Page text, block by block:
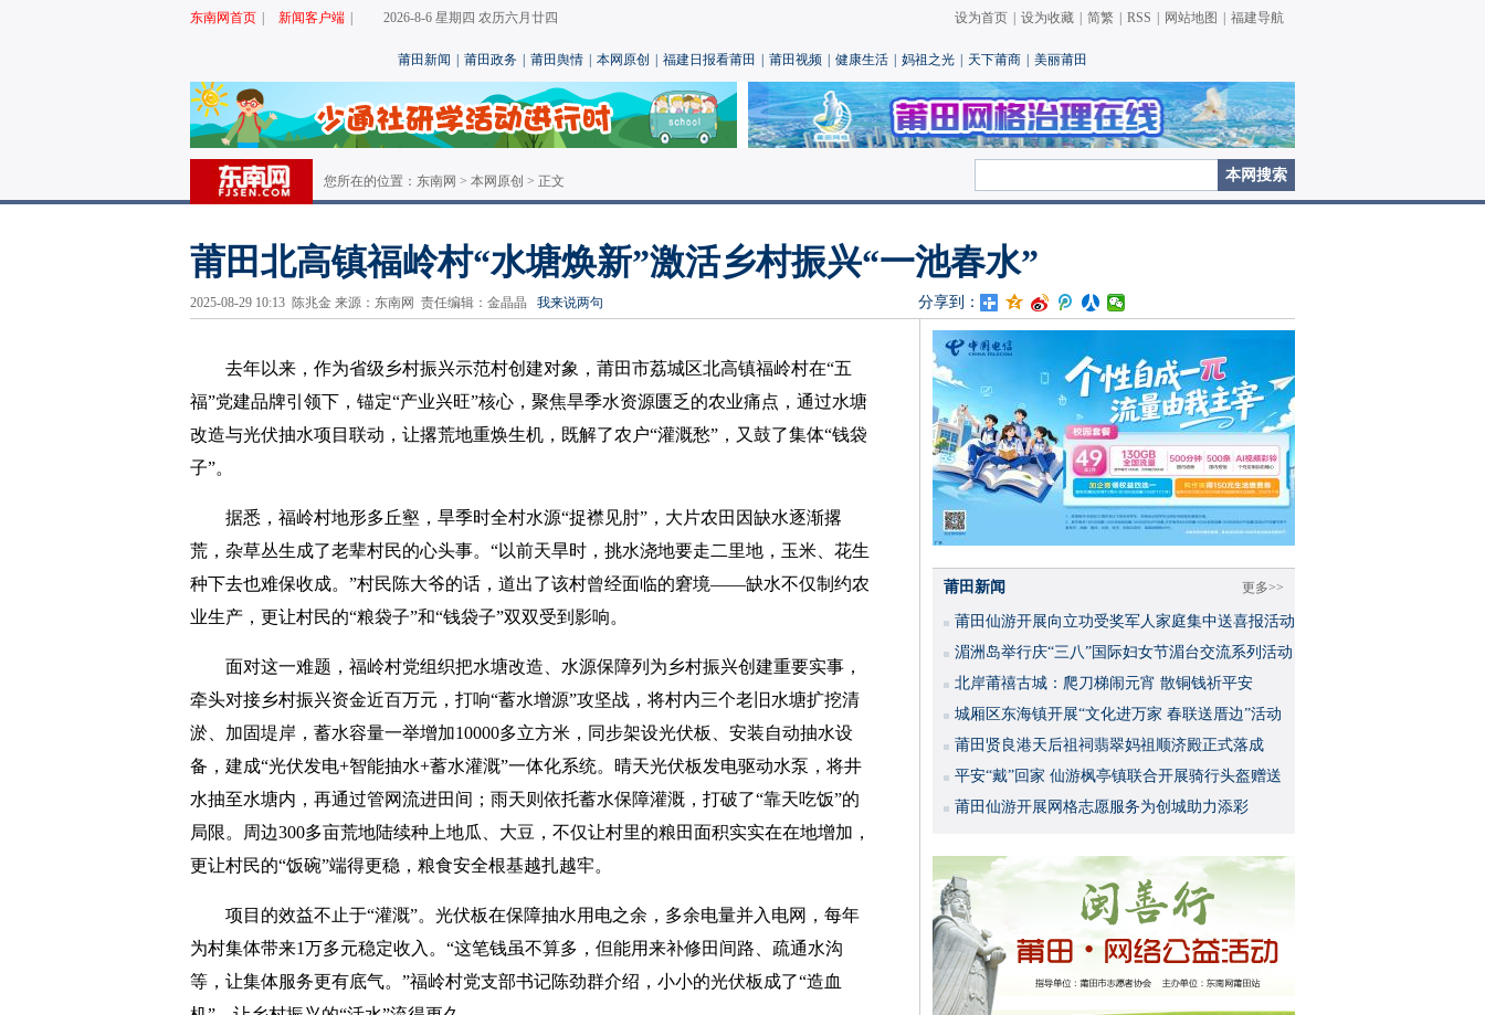
东南网首页 新闻客户端 2026-8-6 星期四 农历六月廿四 设为首页 设为收藏 简繁 RSS 网站地图 福建导航
莆田新闻 莆田政务 莆田舆情 本网原创 福建日报看莆田 莆田视频 健康生活 妈祖之光 天下莆商 美丽莆田
您所在的位置： 东南网 > 本网原创 > 正文
莆田北高镇福岭村“水塘焕新”激活乡村振兴“一池春水”
2025-08-29 10:13 陈兆金 来源：东南网 责任编辑：金晶晶 我来说两句 分享到：
去年以来，作为省级乡村振兴示范村创建对象，莆田市荔城区北高镇福岭村在“五
福”党建品牌引领下，锚定“产业兴旺”核心，聚焦旱季水资源匮乏的农业痛点，通过水塘
改造与光伏抽水项目联动，让撂荒地重焕生机，既解了农户“灌溉愁”，又鼓了集体“钱袋
子”。
据悉，福岭村地形多丘壑，旱季时全村水源“捉襟见肘”，大片农田因缺水逐渐撂
荒，杂草丛生成了老辈村民的心头事。“以前天旱时，挑水浇地要走二里地，玉米、花生
种下去也难保收成。”村民陈大爷的话，道出了该村曾经面临的窘境——缺水不仅制约农
业生产，更让村民的“粮袋子”和“钱袋子”双双受到影响。
面对这一难题，福岭村党组织把水塘改造、水源保障列为乡村振兴创建重要实事，
牵头对接乡村振兴资金近百万元，打响“蓄水增源”攻坚战，将村内三个老旧水塘扩挖清
淤、加固堤岸，蓄水容量一举增加10000多立方米，同步架设光伏板、安装自动抽水设
备，建成“光伏发电+智能抽水+蓄水灌溉”一体化系统。晴天光伏板发电驱动水泵，将井
水抽至水塘内，再通过管网流进田间；雨天则依托蓄水保障灌溉，打破了“靠天吃饭”的
局限。周边300多亩荒地陆续种上地瓜、大豆，不仅让村里的粮田面积实实在在地增加，
更让村民的“饭碗”端得更稳，粮食安全根基越扎越牢。
项目的效益不止于“灌溉”。光伏板在保障抽水用电之余，多余电量并入电网，每年
为村集体带来1万多元稳定收入。“这笔钱虽不算多，但能用来补修田间路、疏通水沟
等，让集体服务更有底气。”福岭村党支部书记陈劲群介绍，小小的光伏板成了“造血
更多>>
莆田新闻
莆田仙游开展向立功受奖军人家庭集中送喜报活动
湄洲岛举行庆“三八”国际妇女节湄台交流系列活动
北岸莆禧古城：爬刀梯闹元宵 散铜钱祈平安
城厢区东海镇开展“文化进万家 春联送厝边”活动
莆田贤良港天后祖祠翡翠妈祖顺济殿正式落成
平安“戴”回家 仙游枫亭镇联合开展骑行头盔赠送
活动
莆田仙游开展网格志愿服务为创城助力添彩